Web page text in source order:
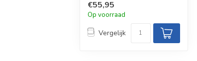
pouch en...
€55,95
Op voorraad
Vergelijk